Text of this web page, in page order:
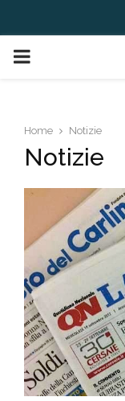
PRIMARY
Home Notizie
Notizie